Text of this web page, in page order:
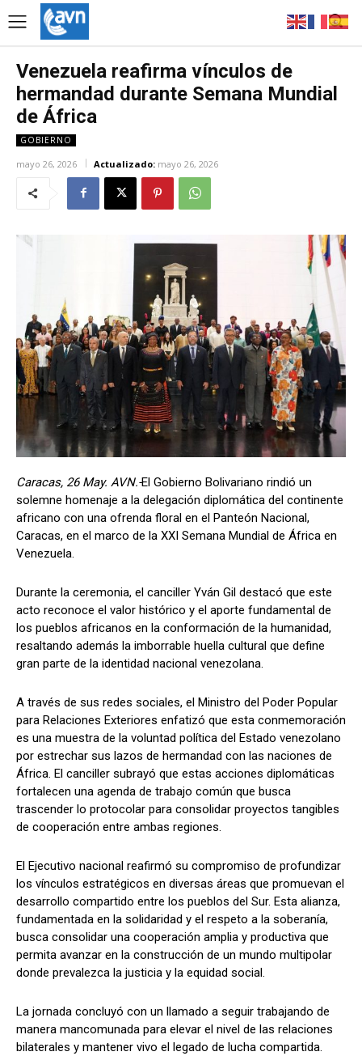
Venezuela reafirma vínculos de
hermandad durante Semana Mundial
de África
GOBIERNO
mayo 26, 2026 Actualizado: mayo 26, 2026
Caracas, 26 May. AVN.-El Gobierno Bolivariano rindió un
solemne homenaje a la delegación diplomática del continente
africano con una ofrenda floral en el Panteón Nacional,
Caracas, en el marco de la XXI Semana Mundial de África en
Venezuela.
Durante la ceremonia, el canciller Yván Gil destacó que este
acto reconoce el valor histórico y el aporte fundamental de
los pueblos africanos en la conformación de la humanidad,
resaltando además la imborrable huella cultural que define
gran parte de la identidad nacional venezolana.
A través de sus redes sociales, el Ministro del Poder Popular
para Relaciones Exteriores enfatizó que esta conmemoración
es una muestra de la voluntad política del Estado venezolano
por estrechar sus lazos de hermandad con las naciones de
África. El canciller subrayó que estas acciones diplomáticas
fortalecen una agenda de trabajo común que busca
trascender lo protocolar para consolidar proyectos tangibles
de cooperación entre ambas regiones.
El Ejecutivo nacional reafirmó su compromiso de profundizar
los vínculos estratégicos en diversas áreas que promuevan el
desarrollo compartido entre los pueblos del Sur. Esta alianza,
fundamentada en la solidaridad y el respeto a la soberanía,
busca consolidar una cooperación amplia y productiva que
permita avanzar en la construcción de un mundo multipolar
donde prevalezca la justicia y la equidad social.
La jornada concluyó con un llamado a seguir trabajando de
manera mancomunada para elevar el nivel de las relaciones
bilaterales y mantener vivo el legado de lucha compartida.